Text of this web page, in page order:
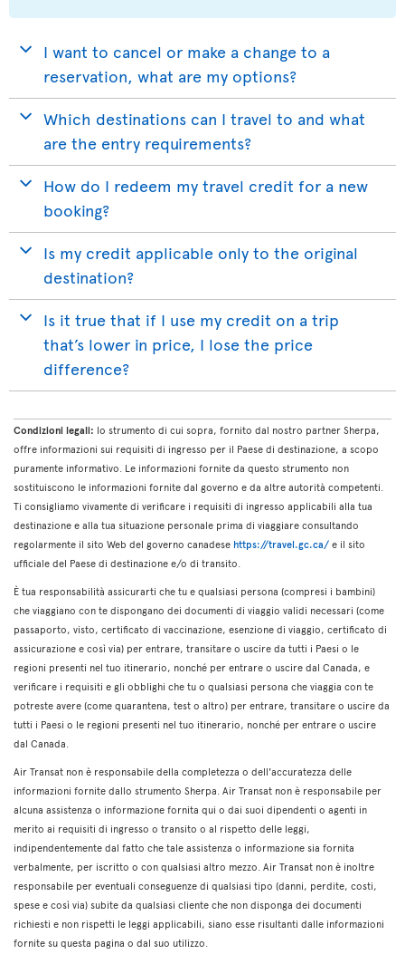
I want to cancel or make a change to a
reservation, what are my options?
Which destinations can I travel to and what
are the entry requirements?
How do I redeem my travel credit for a new
booking?
Is my credit applicable only to the original
destination?
Is it true that if I use my credit on a trip
that’s lower in price, I lose the price
difference?
Condizioni legali: lo strumento di cui sopra, fornito dal nostro partner Sherpa,
offre informazioni sui requisiti di ingresso per il Paese di destinazione, a scopo
puramente informativo. Le informazioni fornite da questo strumento non
sostituiscono le informazioni fornite dal governo e da altre autorità competenti.
Ti consigliamo vivamente di verificare i requisiti di ingresso applicabili alla tua
destinazione e alla tua situazione personale prima di viaggiare consultando
regolarmente il sito Web del governo canadese https://travel.gc.ca/ e il sito
ufficiale del Paese di destinazione e/o di transito.
È tua responsabilità assicurarti che tu e qualsiasi persona (compresi i bambini)
che viaggiano con te dispongano dei documenti di viaggio validi necessari (come
passaporto, visto, certificato di vaccinazione, esenzione di viaggio, certificato di
assicurazione e così via) per entrare, transitare o uscire da tutti i Paesi o le
regioni presenti nel tuo itinerario, nonché per entrare o uscire dal Canada, e
verificare i requisiti e gli obblighi che tu o qualsiasi persona che viaggia con te
potreste avere (come quarantena, test o altro) per entrare, transitare o uscire da
tutti i Paesi o le regioni presenti nel tuo itinerario, nonché per entrare o uscire
dal Canada.
Air Transat non è responsabile della completezza o dell'accuratezza delle
informazioni fornite dallo strumento Sherpa. Air Transat non è responsabile per
alcuna assistenza o informazione fornita qui o dai suoi dipendenti o agenti in
merito ai requisiti di ingresso o transito o al rispetto delle leggi,
indipendentemente dal fatto che tale assistenza o informazione sia fornita
verbalmente, per iscritto o con qualsiasi altro mezzo. Air Transat non è inoltre
responsabile per eventuali conseguenze di qualsiasi tipo (danni, perdite, costi,
spese e così via) subite da qualsiasi cliente che non disponga dei documenti
richiesti e non rispetti le leggi applicabili, siano esse risultanti dalle informazioni
fornite su questa pagina o dal suo utilizzo.